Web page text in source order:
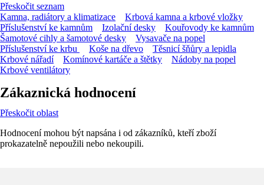
Přeskočit seznam
Kamna, radiátory a klimatizace
Krbová kamna a krbové vložky
Příslušenství ke kamnům
Izolační desky
Kouřovody ke kamnům
Šamotové cihly a šamotové desky
Vysavače na popel
Příslušenství ke krbu
Koše na dřevo
Těsnicí šňůry a lepidla
Krbové nářadí
Komínové kartáče a štětky
Nádoby na popel
Krbové ventilátory
Zákaznická hodnocení
Přeskočit oblast
Hodnocení mohou být napsána i od zákazníků, kteří zboží
prokazatelně nepoužili nebo nekoupili.